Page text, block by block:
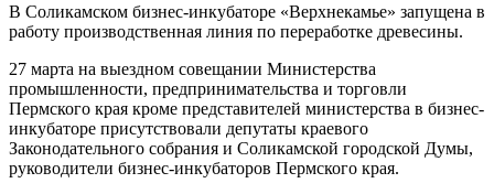
В Соликамском бизнес-инкубаторе «Верхнекамье» запущена в
работу производственная линия по переработке древесины.
27 марта на выездном совещании Министерства
промышленности, предпринимательства и торговли
Пермского края кроме представителей министерства в бизнес-
инкубаторе присутствовали депутаты краевого
Законодательного собрания и Соликамской городской Думы,
руководители бизнес-инкубаторов Пермского края.